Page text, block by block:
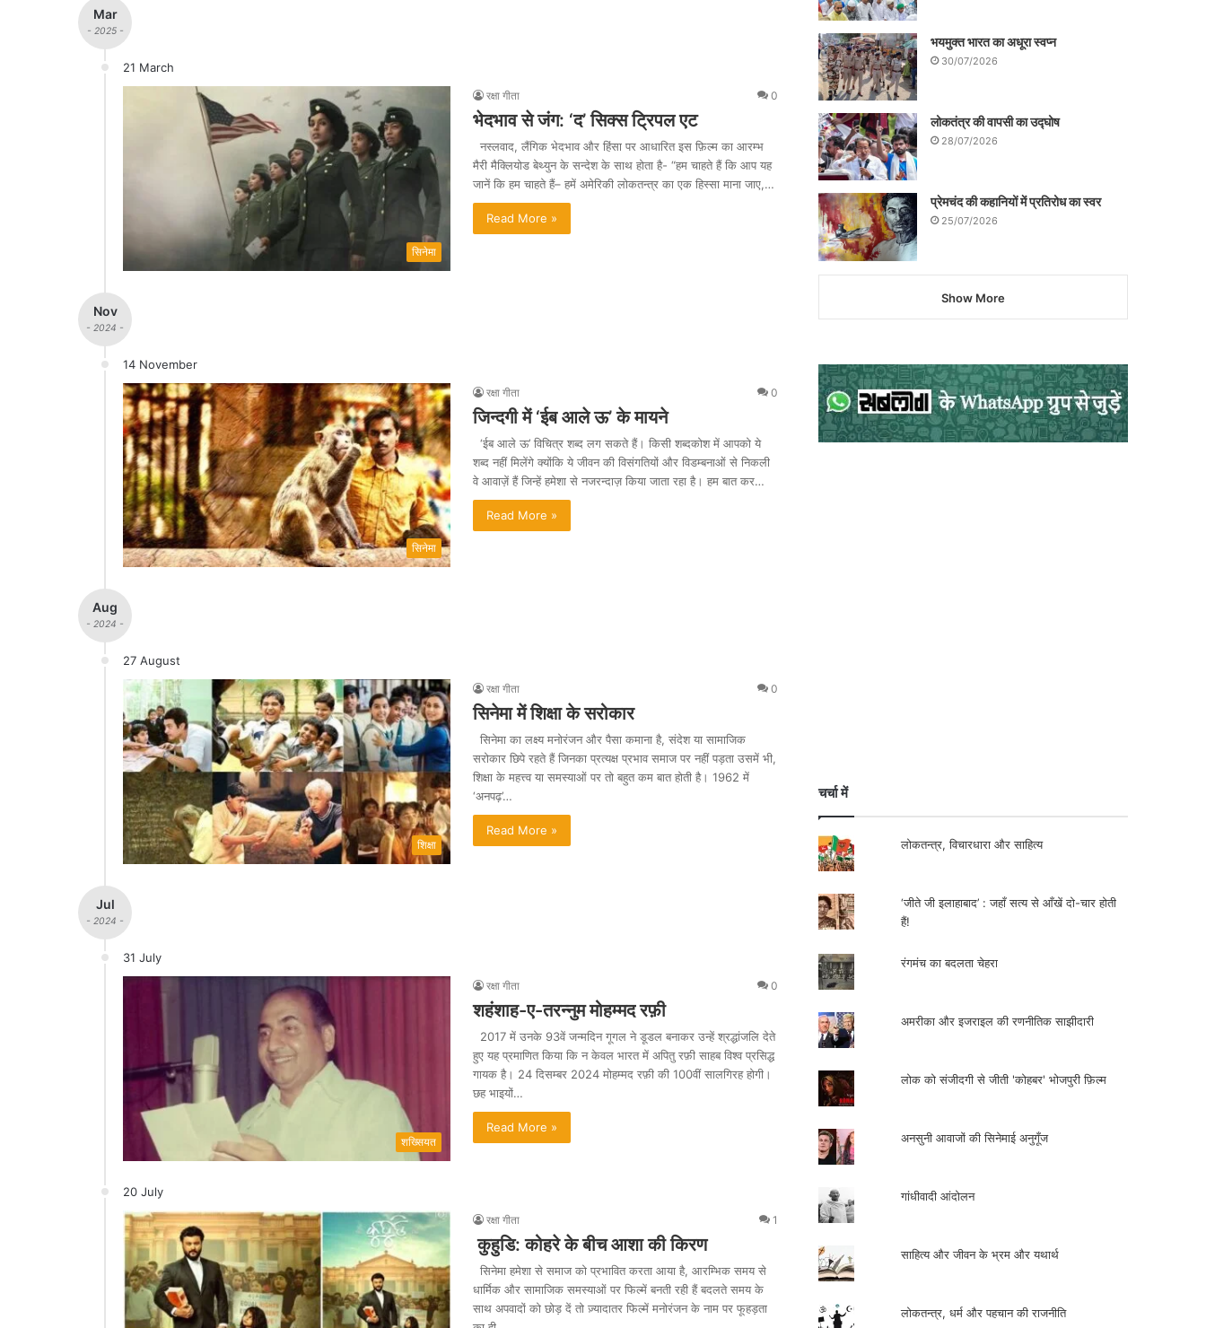
Mar
- 2025 -
21 March
सिनेमा
रक्षा गीता 0
भेदभाव से जंग: ‘द’ सिक्स ट्रिपल एट
नस्लवाद, लैंगिक भेदभाव और हिंसा पर आधारित इस फ़िल्म का आरम्भ
मैरी मैक्लियोड बेथ्युन के सन्देश के साथ होता है- “हम चाहते हैं कि आप यह
जानें कि हम चाहते हैं– हमें अमेरिकी लोकतन्त्र का एक हिस्सा माना जाए,…
Read More »
Nov
- 2024 -
14 November
सिनेमा
रक्षा गीता 0
जिन्दगी में ‘ईब आले ऊ’ के मायने
‘ईब आले ऊ’ विचित्र शब्द लग सकते हैं। किसी शब्दकोश में आपको ये
शब्द नहीं मिलेंगे क्योंकि ये जीवन की विसंगतियों और विडम्बनाओं से निकली
वे आवाज़ें हैं जिन्हें हमेशा से नजरन्दाज़ किया जाता रहा है। हम बात कर…
Read More »
Aug
- 2024 -
27 August
शिक्षा
रक्षा गीता 0
सिनेमा में शिक्षा के सरोकार
सिनेमा का लक्ष्य मनोरंजन और पैसा कमाना है, संदेश या सामाजिक
सरोकार छिपे रहते हैं जिनका प्रत्यक्ष प्रभाव समाज पर नहीं पड़ता उसमें भी,
शिक्षा के महत्त्व या समस्याओं पर तो बहुत कम बात होती है। 1962 में
‘अनपढ़’…
Read More »
Jul
- 2024 -
31 July
शख्सियत
रक्षा गीता 0
शहंशाह-ए-तरन्नुम मोहम्मद रफ़ी
2017 में उनके 93वें जन्मदिन गूगल ने डूडल बनाकर उन्हें श्रद्धांजलि देते
हुए यह प्रमाणित किया कि न केवल भारत में अपितु रफ़ी साहब विश्व प्रसिद्ध
गायक है। 24 दिसम्बर 2024 मोहम्मद रफ़ी की 100वीं सालगिरह होगी।
छह भाइयों…
Read More »
20 July
रक्षा गीता 1
कुहुडि: कोहरे के बीच आशा की किरण
सिनेमा हमेशा से समाज को प्रभावित करता आया है, आरम्भिक समय से
धार्मिक और सामाजिक समस्याओं पर फिल्में बनती रही हैं बदलते समय के
साथ अपवादों को छोड़ दें तो ज़्यादातर फिल्में मनोरंजन के नाम पर फूहड़ता
भयमुक्त भारत का अधूरा स्वप्न
30/07/2026
लोकतंत्र की वापसी का उद्घोष
28/07/2026
प्रेमचंद की कहानियों में प्रतिरोध का स्वर
25/07/2026
Show More
चर्चा में
लोकतन्त्र, विचारधारा और साहित्य
‘जीते जी इलाहाबाद’ : जहाँ सत्य से आँखें दो-चार होती
हैं!
रंगमंच का बदलता चेहरा
अमरीका और इजराइल की रणनीतिक साझीदारी
लोक को संजीदगी से जीती 'कोहबर' भोजपुरी फ़िल्म
अनसुनी आवाजों की सिनेमाई अनुगूँज
गांधीवादी आंदोलन
साहित्य और जीवन के भ्रम और यथार्थ
लोकतन्त्र, धर्म और पहचान की राजनीति